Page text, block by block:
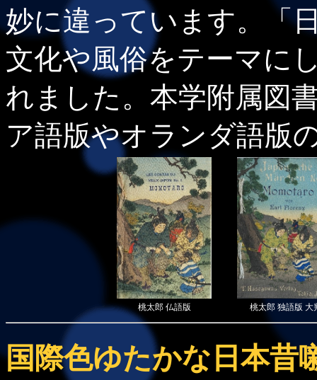
妙に違っています。「
文化や風俗をテーマに
れました。本学附属図
ア語版やオランダ語版
桃太郎 仏語版 桃太郎 独語版 大
国際色ゆたかな日本昔